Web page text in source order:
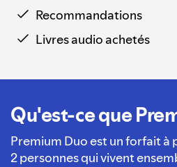
Recommandations
Livres audio achetés
Qu'est-ce que
Premium Duo est un forfait à
2 personnes qui vivent